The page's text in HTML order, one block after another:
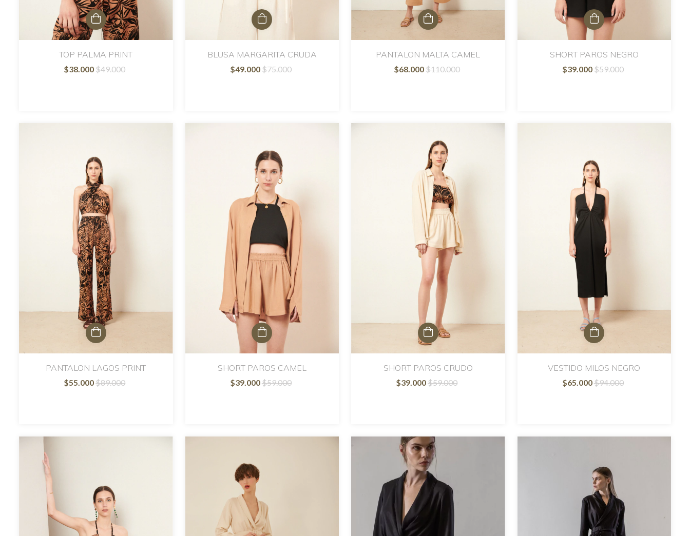
TOP PALMA PRINT
$38.000$49.000
BLUSA MARGARITA CRUDA
$49.000$75.000
PANTALON MALTA CAMEL
$68.000$110.000
SHORT PAROS NEGRO
$39.000$59.000
PANTALON LAGOS PRINT
$55.000$89.000
SHORT PAROS CAMEL
$39.000$59.000
SHORT PAROS CRUDO
$39.000$59.000
VESTIDO MILOS NEGRO
$65.000$94.000